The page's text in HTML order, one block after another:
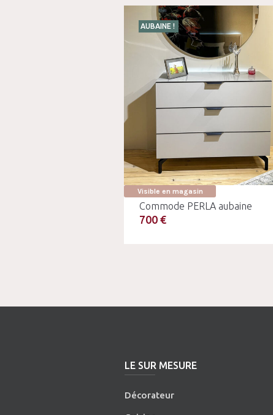
AUBAINE !
Visible en magasin
Commode PERLA aubaine
700 €
LE SUR MESURE
Décorateur